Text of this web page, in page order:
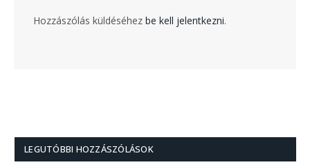
Hozzászólás küldéséhez be kell jelentkezni.
LEGUTÓBBI HOZZÁSZÓLÁSOK